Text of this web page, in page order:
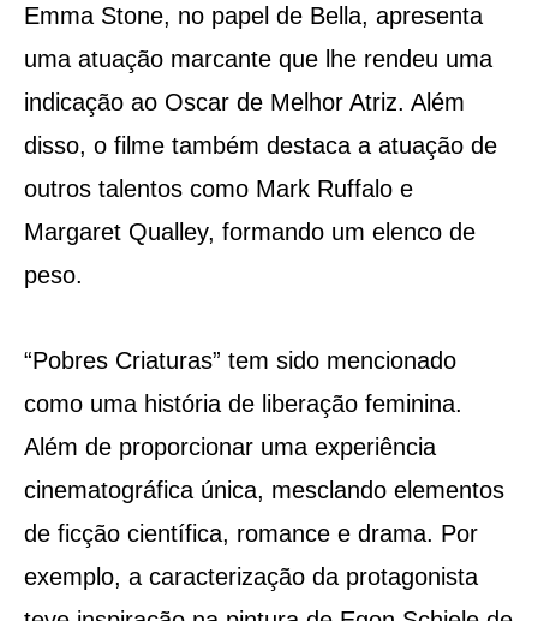
Emma Stone, no papel de Bella, apresenta
uma atuação marcante que lhe rendeu uma
indicação ao Oscar de Melhor Atriz. Além
disso, o filme também destaca a atuação de
outros talentos como Mark Ruffalo e
Margaret Qualley, formando um elenco de
peso.
“Pobres Criaturas” tem sido mencionado
como uma história de liberação feminina.
Além de proporcionar uma experiência
cinematográfica única, mesclando elementos
de ficção científica, romance e drama. Por
exemplo, a caracterização da protagonista